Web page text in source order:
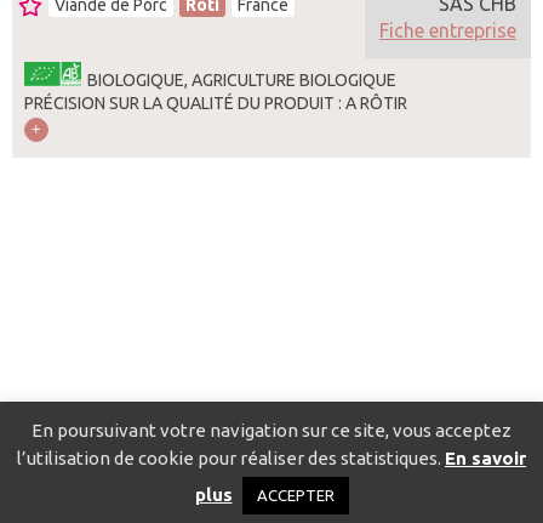
Viande de Porc Rôti France
BIOLOGIQUE, AGRICULTURE BIOLOGIQUE
PRÉCISION SUR LA QUALITÉ DU PRODUIT : A RÔTIR
Fiche entreprise
Catalogue pour localiser les fournisseurs
Politique de confidentialité
En poursuivant votre navigation sur ce site, vous acceptez
l’utilisation de cookie pour réaliser des statistiques. En savoir
plus
ACCEPTER